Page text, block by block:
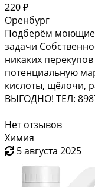
220 ₽
Оренбург
Подберём моющие
задачи
никаких
потенциальную
кислоты, щёлочи,
ВЫГОДНО! ТЕЛ:
Нет отзывов
Химия
5 августа 2025